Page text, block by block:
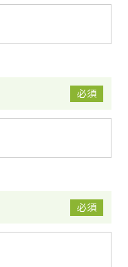
必須
必須